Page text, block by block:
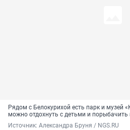
Рядом с Белокурихой есть парк и музей
можно отдохнуть с детьми и порыбачить
Источник: Александра Бруня / NGS.RU